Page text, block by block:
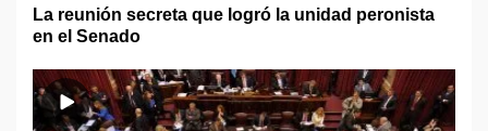
La reunión secreta que logró la unidad peronista
en el Senado